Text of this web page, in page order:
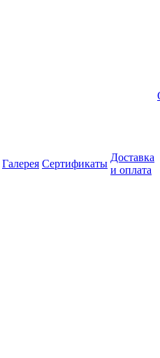
Галерея Сертификаты
Доставка
и оплата